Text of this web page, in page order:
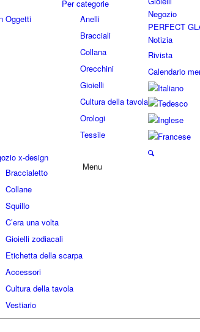
Oggetti
Per categorie
Anelli
Bracciali
Collana
Orecchini
Gioielli
Cultura della tavola
Orologi
Tessile
Negozio
x-design
Braccialetto
Collane
Squillo
C’era una volta
Gioielli zodiacali
Etichetta della scarpa
Accessori
Cultura della tavola
Vestiario
PERFECT
Notizia
Rivista
Calendario
Menu